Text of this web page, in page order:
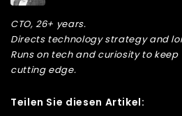
CTO, 26+ years.
Directs technology strategy and
Runs on tech and curiosity to
cutting edge.
Teilen Sie diesen Artikel: